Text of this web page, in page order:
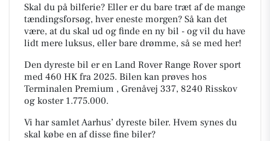
Skal du på bilferie? Eller er du bare træt af de mange
tændingsforsøg, hver eneste morgen? Så kan det
være, at du skal ud og finde en ny bil - og vil du have
lidt mere luksus, eller bare drømme, så se med her!
Den dyreste bil er en Land Rover Range Rover sport
med 460 HK fra 2025. Bilen kan prøves hos
Terminalen Premium , Grenåvej 337, 8240 Risskov
og koster 1.775.000.
Vi har samlet Aarhus’ dyreste biler. Hvem synes du
skal købe en af disse fine biler?